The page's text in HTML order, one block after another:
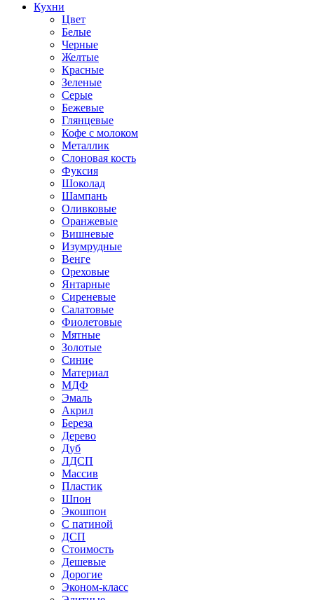
Кухни
Цвет
Белые
Черные
Желтые
Красные
Зеленые
Серые
Бежевые
Глянцевые
Кофе с молоком
Металлик
Слоновая кость
Фуксия
Шоколад
Шампань
Оливковые
Оранжевые
Вишневые
Изумрудные
Венге
Ореховые
Янтарные
Сиреневые
Салатовые
Фиолетовые
Мятные
Золотые
Синие
Материал
МДФ
Эмаль
Акрил
Береза
Дерево
Дуб
ЛДСП
Массив
Пластик
Шпон
Экошпон
С патиной
ДСП
Стоимость
Дешевые
Дорогие
Эконом-класс